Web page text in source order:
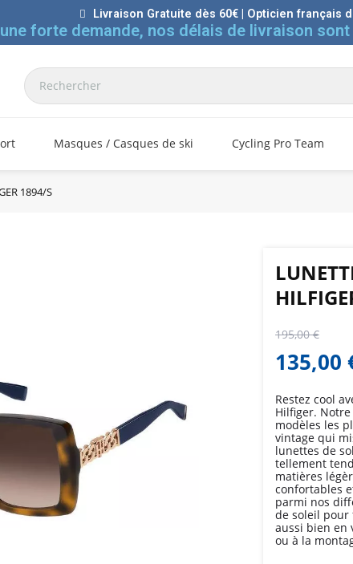
Livraison Gratuite dès 60€ | Opticien français
forte demande, nos délais de livraison
Masques / Casques de ski Cycling Pro Team
1894/S
195,00 €
135,00
Restez cool
Hilfiger.
modèles les
vintage qui
lunettes de
tellement
matières
confortables
parmi nos
de soleil pour
aussi bien en
ou à la